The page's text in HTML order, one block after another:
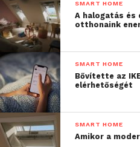
SMART HOME
A halogatás és
otthonaink
SMART HOME
Bővítette az
elérhetőségét
SMART HOME
Amikor a